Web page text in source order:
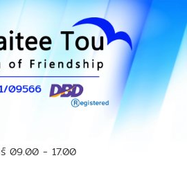
09.00 - 17.00